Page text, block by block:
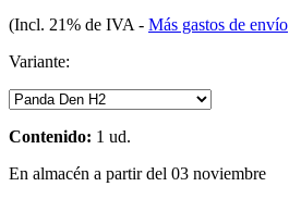
(Incl. 21% de IVA - Más gastos de envío
Variante:
Contenido: 1 ud.
En almacén a partir del 03 noviembre